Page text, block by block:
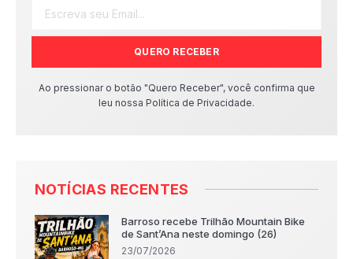
QUERO RECEBER
Ao pressionar o botão "Quero Receber", você confirma que
leu nossa Política de Privacidade.
NOTÍCIAS RECENTES
Barroso recebe Trilhão Mountain Bike
de Sant’Ana neste domingo (26)
23/07/2026